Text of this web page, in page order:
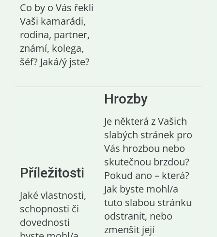
Co by o Vás řekli
Vaši kamarádi,
rodina, partner,
známí, kolega,
šéf? Jaká/ý jste?
Příležitosti
Jaké vlastnosti,
schopnosti či
dovednosti
Hrozby
Je některá z Vašich
slabých stránek pro
Vás hrozbou nebo
skutečnou brzdou?
Pokud ano – která?
Jak byste mohl/a
tuto slabou stránku
odstranit, nebo
zmenšit její